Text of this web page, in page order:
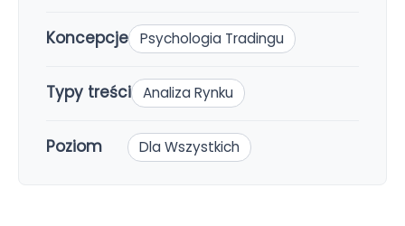
Koncepcje Psychologia Tradingu
Typy treści Analiza Rynku
Poziom Dla Wszystkich